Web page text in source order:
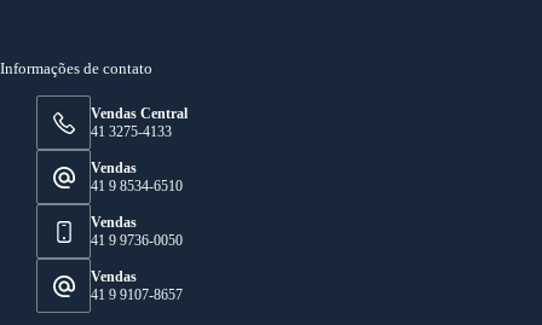
Informações de contato
Vendas Central
41 3275-4133
Vendas
41 9 8534-6510
Vendas
41 9 9736-0050
Vendas
41 9 9107-8657